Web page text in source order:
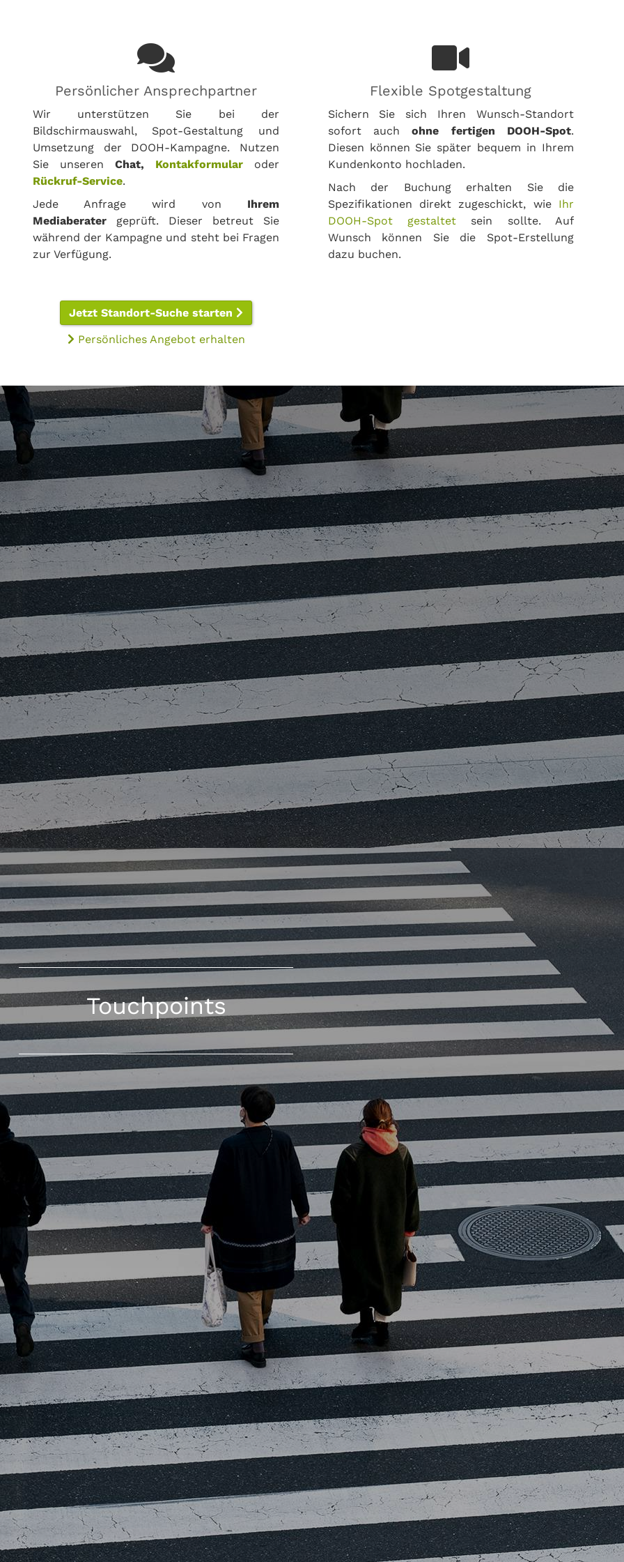
Persönlicher Ansprechpartner
Wir unterstützen Sie bei der
Bildschirmauswahl, Spot-Gestaltung und
Umsetzung der DOOH-Kampagne. Nutzen
Sie unseren Chat, Kontakformularoder
Rückruf-Service.
Jede Anfrage wird von Ihrem
Mediaberater geprüft. Dieser betreut Sie
während der Kampagne und steht bei Fragen
zur Verfügung.
Flexible Spotgestaltung
Sichern Sie sich Ihren Wunsch-Standort
sofort auchohne fertigen DOOH-Spot.
Diesen können Sie später bequem in Ihrem
Kundenkonto hochladen.
Nach der Buchung erhalten Sie die
Spezifikationen direkt zugeschickt, wie Ihr
DOOH-Spot gestaltet sein sollte. Auf
Wunsch können Sie die Spot-Erstellung
dazu buchen.
Jetzt Standort-Suche starten
Persönliches Angebot erhalten
Touchpoints